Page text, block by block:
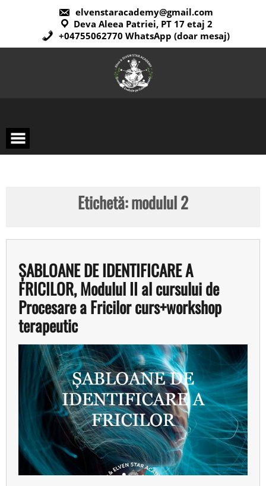
elvenstaracademy@gmail.com
Deva Aleea Patriei, PT 17 etaj 2
+04755062770 WhatsApp (doar mesaj)
Etichetă:modulul 2
ȘABLOANE DE IDENTIFICARE A
FRICILOR, Modulul II al cursului de
Procesare a Fricilor curs+workshop
terapeutic